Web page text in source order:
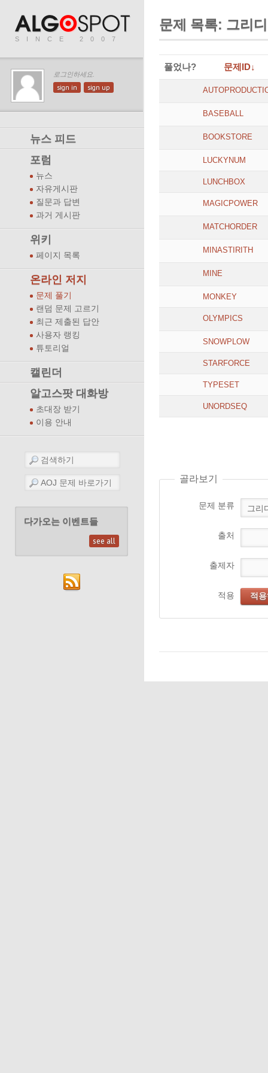
SINCE 2007
로그인하세요.
sign in sign up
뉴스 피드
포럼
뉴스
자유게시판
질문과 답변
과거 게시판
위키
페이지 목록
온라인 저지
문제 풀기
랜덤 문제 고르기
최근 제출된 답안
사용자 랭킹
튜토리얼
캘린더
알고스팟 대화방
초대장 받기
이용 안내
다가오는 이벤트들
see all
문제 목록: 그리디
풀었나? 문제ID↓
BASEBALL
BOOKSTORE
LUCKYNUM
LUNCHBOX
MAGICPOWER
MATCHORDER
MINASTIRITH
MINE
MONKEY
OLYMPICS
SNOWPLOW
STARFORCE
TYPESET
UNORDSEQ
골라보기
문제 분류
출처
출제자
적용 적